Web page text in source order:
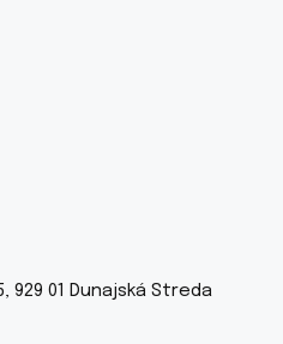
929 01 Dunajská Streda